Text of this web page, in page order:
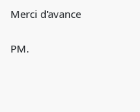
Merci d'avance
PM.